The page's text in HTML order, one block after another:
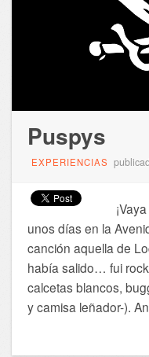
Puspys
EXPERIENCIAS
unos días en la
canción aquella de
había salido… fui
calcetas blancos,
y camisa leñador-).